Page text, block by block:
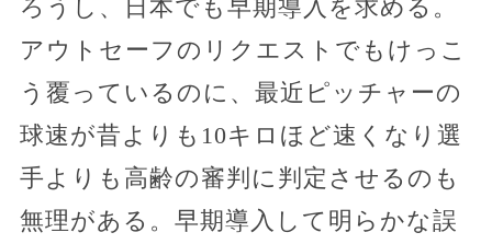
ろうし、日本でも早期導入を求める。
アウトセーフのリクエストでもけっこ
う覆っているのに、最近ピッチャーの
球速が昔よりも10キロほど速くなり選
手よりも高齢の審判に判定させるのも
無理がある。早期導入して明らかな誤